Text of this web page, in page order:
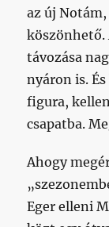
az új
köszönhető.
távozása
nyáron is.
figura,
csapatba.
Ahogy
Eger elleni